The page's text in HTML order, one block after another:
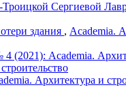
Троицкой Сергиевой
здания , Academia.
(2021): Academia.
Архитектура и